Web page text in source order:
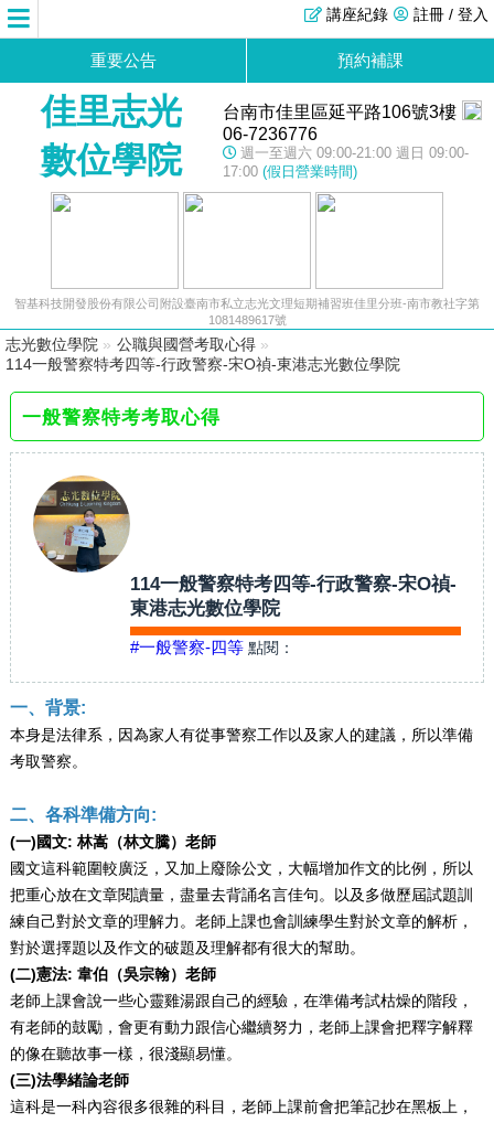
註冊 / 登入
講座紀錄
重要公告 預約補課
佳里志光
數位學院
台南市佳里區延平路106號3樓
06-7236776
週一至週六 09:00-21:00 週日 09:00-
17:00 (假日營業時間)
智基科技開發股份有限公司附設臺南市私立志光文理短期補習班佳里分班-南市教社字第
1081489617號
志光數位學院 » 公職與國營考取心得 »
114一般警察特考四等-行政警察-宋O禎-東港志光數位學院
一般警察特考考取心得
114一般警察特考四等-行政警察-宋O禎-
東港志光數位學院
#一般警察-四等 點閱：
一、背景:
本身是法律系，因為家人有從事警察工作以及家人的建議，所以準備
考取警察。
二、各科準備方向:
(一)國文: 林嵩（林文騰）老師
國文這科範圍較廣泛，又加上廢除公文，大幅增加作文的比例，所以
把重心放在文章閱讀量，盡量去背誦名言佳句。以及多做歷屆試題訓
練自己對於文章的理解力。老師上課也會訓練學生對於文章的解析，
對於選擇題以及作文的破題及理解都有很大的幫助。
(二)憲法: 韋伯（吳宗翰）老師
老師上課會說一些心靈雞湯跟自己的經驗，在準備考試枯燥的階段，
有老師的鼓勵，會更有動力跟信心繼續努力，老師上課會把釋字解釋
的像在聽故事一樣，很淺顯易懂。
(三)法學緒論老師
這科是一科內容很多很雜的科目，老師上課前會把筆記抄在黑板上，